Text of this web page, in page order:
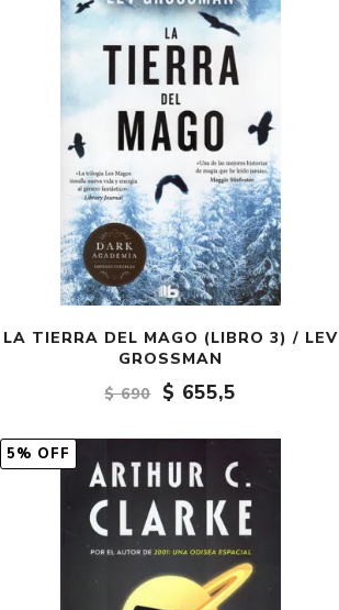
LA TIERRA DEL MAGO (LIBRO 3) / LEV
GROSSMAN
$ 690
$ 655,5
5% OFF